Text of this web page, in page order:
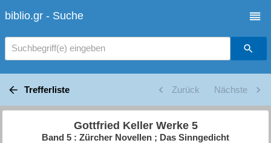
biblio.gr - Suche
Suchbegriff(e) eingeben
Trefferliste Zurück Nächste
Gottfried Keller Werke 5
Band 5 : Zürcher Novellen ; Das Sinngedicht